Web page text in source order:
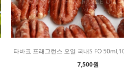
타바코 프래그런스 오일 국내S FO
7,500원